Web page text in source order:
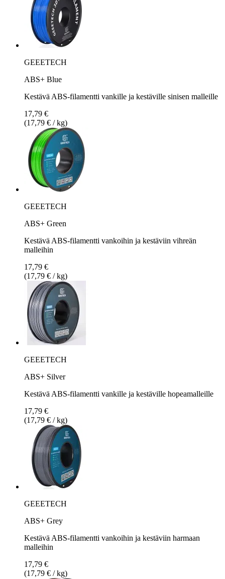
GEEETECH
ABS+ Blue
Kestävä ABS-filamentti vankille ja kestäville sinisen malleille
17,79 €
(17,79 € / kg)
GEEETECH
ABS+ Green
Kestävä ABS-filamentti vankoihin ja kestäviin vihreän
malleihin
17,79 €
(17,79 € / kg)
GEEETECH
ABS+ Silver
Kestävä ABS-filamentti vankille ja kestäville hopeamalleille
17,79 €
(17,79 € / kg)
GEEETECH
ABS+ Grey
Kestävä ABS-filamentti vankoihin ja kestäviin harmaan
malleihin
17,79 €
(17,79 € / kg)